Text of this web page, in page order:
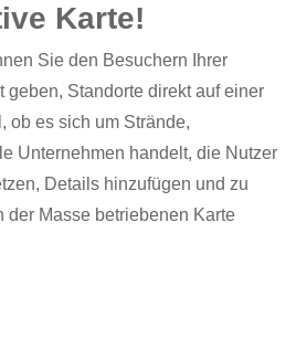
Karte!
Sie den Besuchern Ihrer
geben, Standorte direkt auf einer
ob es sich um Strände,
Unternehmen handelt, die Nutzer
Details hinzufügen und zu
der Masse betriebenen Karte